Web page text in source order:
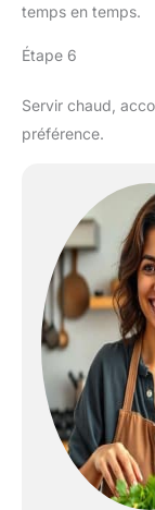
temps en temps.
Étape 6
Servir chaud,
préférence.